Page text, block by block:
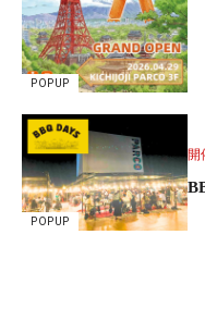
POPUP
POPUP
開